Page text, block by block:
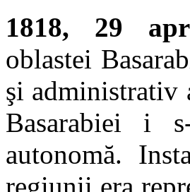
1818, 29
oblastei
şi administrativ
Basarabiei i
autonomă.
regiunii era